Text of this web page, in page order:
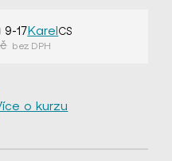
9-17KarelCS
bez DPH
o kurzu